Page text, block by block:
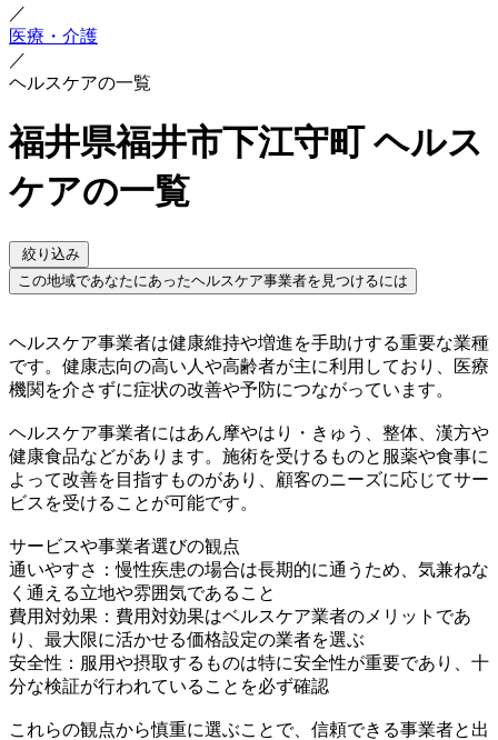
／
医療・介護
／
ヘルスケアの一覧
福井県福井市下江守町 ヘルス
ケアの一覧
絞り込み
この地域であなたにあったヘルスケア事業者を見つけるには
ヘルスケア事業者は健康維持や増進を手助けする重要な業種
です。健康志向の高い人や高齢者が主に利用しており、医療
機関を介さずに症状の改善や予防につながっています。
ヘルスケア事業者にはあん摩やはり・きゅう、整体、漢方や
健康食品などがあります。施術を受けるものと服薬や食事に
よって改善を目指すものがあり、顧客のニーズに応じてサー
ビスを受けることが可能です。
サービスや事業者選びの観点
通いやすさ：慢性疾患の場合は長期的に通うため、気兼ねな
く通える立地や雰囲気であること
費用対効果：費用対効果はベルスケア業者のメリットであ
り、最大限に活かせる価格設定の業者を選ぶ
安全性：服用や摂取するものは特に安全性が重要であり、十
分な検証が行われていることを必ず確認
これらの観点から慎重に選ぶことで、信頼できる事業者と出